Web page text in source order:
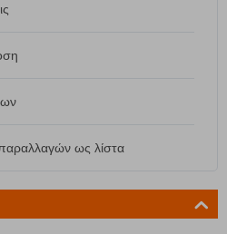
ως λίστα